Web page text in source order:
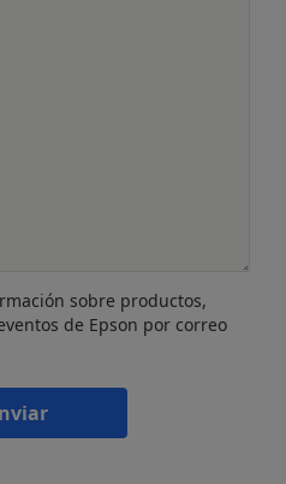
sobre productos,
de Epson por correo